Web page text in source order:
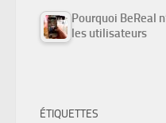
Pourquoi BeReal
les utilisateurs
ÉTIQUETTES